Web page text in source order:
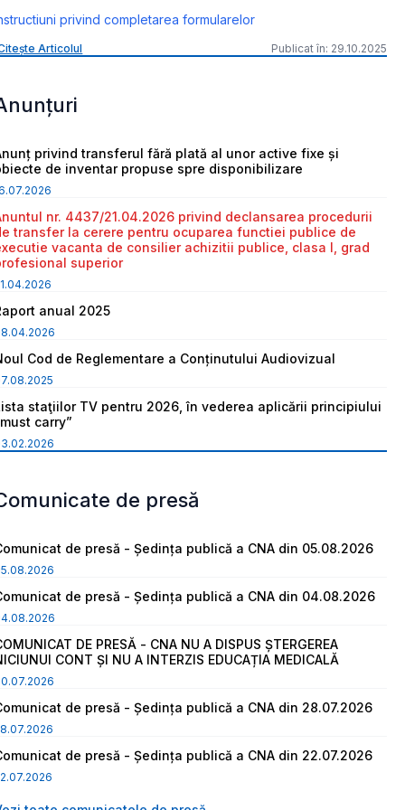
privind completarea formularelor
Articolul Publicat în: 29.10.2025
privind transferul fără plată al unor active fixe și
de inventar propuse spre disponibilizare
nr. 4437/21.04.2026 privind declansarea procedurii
transfer la cerere pentru ocuparea functiei publice de
vacanta de consilier achizitii publice, clasa I, grad
superior
anual 2025
Cod de Reglementare a Conținutului Audiovizual
staţiilor TV pentru 2026, în vederea aplicării principiului
carry”
de presă
de presă - Ședința publică a CNA din 05.08.2026
de presă - Ședința publică a CNA din 04.08.2026
DE PRESĂ - CNA NU A DISPUS ȘTERGEREA
CONT ȘI NU A INTERZIS EDUCAȚIA MEDICALĂ
de presă - Ședința publică a CNA din 28.07.2026
de presă - Ședința publică a CNA din 22.07.2026